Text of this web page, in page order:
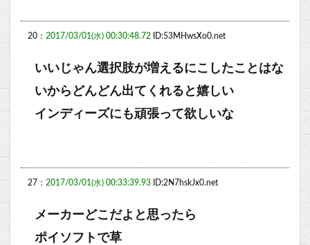
20： 2017/03/01(水) 00:30:48.72 ID:53MHwsXo0.net
いいじゃん選択肢が増えるにこしたことはな
いからどんどん出てくれると嬉しい
インディーズにも頑張って欲しいな
27： 2017/03/01(水) 00:33:39.93 ID:2N7hskJx0.net
メーカーどこだよと思ったら
ポイソフトで草